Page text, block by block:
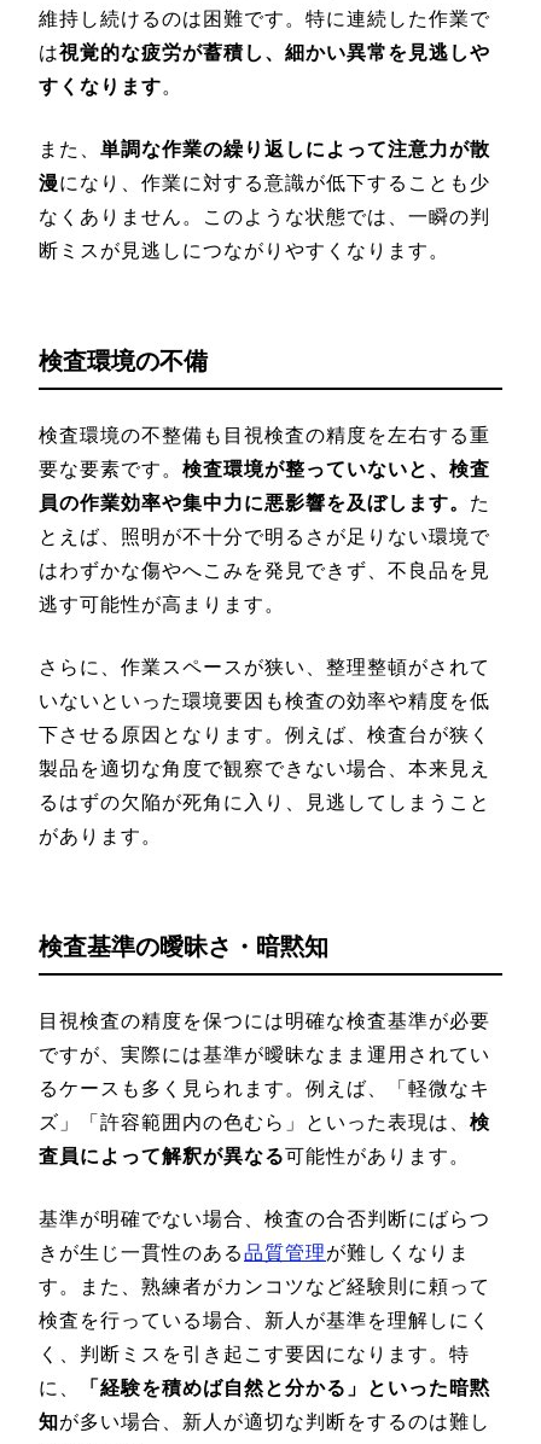
維持し続けるのは困難です。特に連続した作業で
は視覚的な疲労が蓄積し、細かい異常を見逃しや
すくなります。
また、 単調な作業の繰り返しによって注意力が散
漫になり、作業に対する意識が低下することも少
なくありません。このような状態では、一瞬の判
断ミスが見逃しにつながりやすくなります。
検査環境の不備
検査環境の不整備も目視検査の精度を左右する重
要な要素です。 検査環境が整っていないと、検査
員の作業効率や集中力に悪影響を及ぼします。 た
とえば、照明が不十分で明るさが足りない環境で
はわずかな傷やへこみを発見できず、不良品を見
逃す可能性が高まります。
さらに、作業スペースが狭い、整理整頓がされて
いないといった環境要因も検査の効率や精度を低
下させる原因となります。例えば、検査台が狭く
製品を適切な角度で観察できない場合、本来見え
るはずの欠陥が死角に入り、見逃してしまうこと
があります。
検査基準の曖昧さ・暗黙知
目視検査の精度を保つには明確な検査基準が必要
ですが、実際には基準が曖昧なまま運用されてい
るケースも多く見られます。例えば、「軽微なキ
ズ」「許容範囲内の色むら」といった表現は、 検
査員によって解釈が異なる可能性があります。
基準が明確でない場合、検査の合否判断にばらつ
きが生じ一貫性のある品質管理が難しくなりま
す。また、熟練者がカンコツなど経験則に頼って
検査を行っている場合、新人が基準を理解しにく
く、判断ミスを引き起こす要因になります。特
に、
「経験を積めば自然と分かる」といった暗黙
知が多い場合、新人が適切な判断をするのは難し